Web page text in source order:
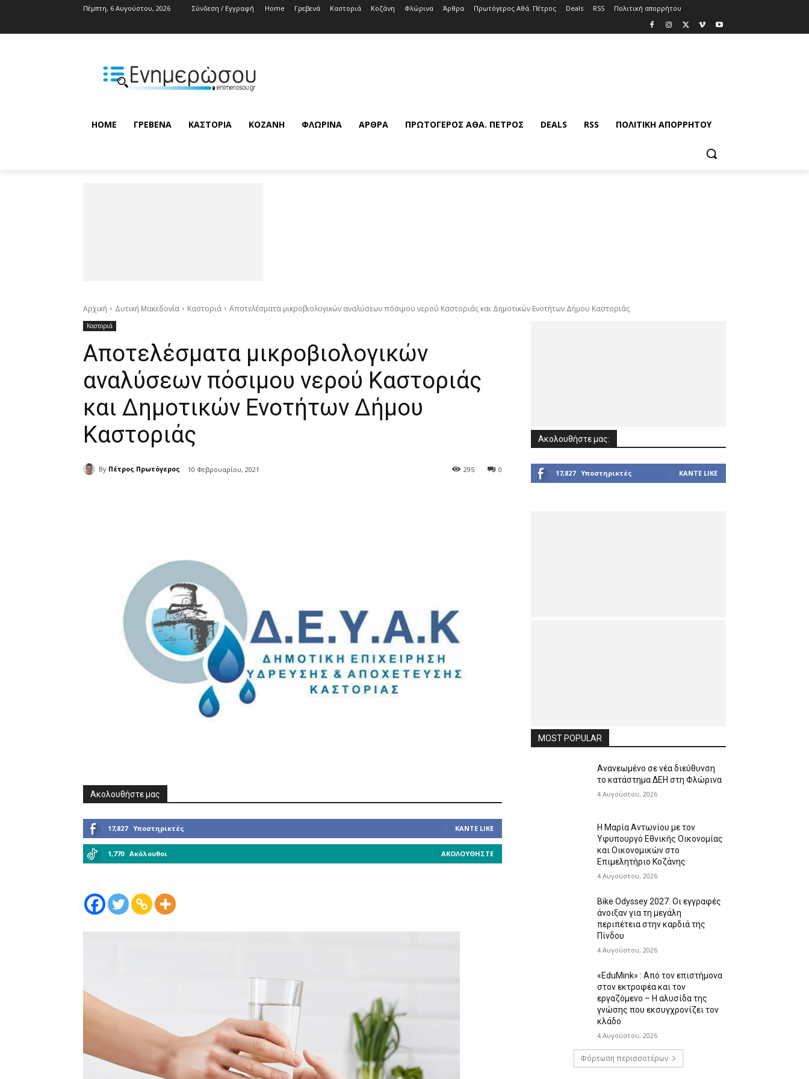
Πέμπτη, 6 Αυγούστου, 2026 Σύνδεση / Εγγραφή Home Γρεβενά Καστοριά Κοζάνη Φλώρινα Άρθρα Πρωτόγερος Αθά. Πέτρος Deals RSS Πολιτική απορρήτου
HOME ΓΡΕΒΕΝΆ ΚΑΣΤΟΡΙΆ ΚΟΖΆΝΗ ΦΛΏΡΙΝΑ ΆΡΘΡΑ ΠΡΩΤΌΓΕΡΟΣ ΑΘΆ. ΠΈΤΡΟΣ DEALS RSS ΠΟΛΙΤΙΚΉ ΑΠΟΡΡΉΤΟΥ
Αρχική Δυτική Μακεδονία Καστοριά Αποτελέσματα μικροβιολογικών αναλύσεων πόσιμου νερού Καστοριάς και Δημοτικών Ενοτήτων Δήμου Καστοριάς
Καστοριά
Αποτελέσματα μικροβιολογικών
αναλύσεων πόσιμου νερού Καστοριάς
και Δημοτικών Ενοτήτων Δήμου
Καστοριάς
By Πέτρος Πρωτόγερος 10 Φεβρουαρίου, 2021 0
295
Ακολουθήστε μας
17,827 Υποστηρικτές ΚΆΝΤΕ LIKE
1,770 Ακόλουθοι ΑΚΟΛΟΥΘΉΣΤΕ
Ακολουθήστε μας:
17,827 Υποστηρικτές ΚΆΝΤΕ LIKE
MOST POPULAR
Ανανεωμένο σε νέα διεύθυνση
το κατάστημα ΔΕΗ στη Φλώρινα
4 Αυγούστου, 2026
Η Μαρία Αντωνίου με τον
Υφυπουργό Εθνικής Οικονομίας
και Οικονομικών στο
Επιμελητήριο Κοζάνης
4 Αυγούστου, 2026
Bike Odyssey 2027: Οι εγγραφές
άνοιξαν για τη μεγάλη
περιπέτεια στην καρδιά της
Πίνδου
4 Αυγούστου, 2026
«EduMink» : Από τον επιστήμονα
στον εκτροφέα και τον
εργαζόμενο – Η αλυσίδα της
γνώσης που εκσυγχρονίζει τον
κλάδο
4 Αυγούστου, 2026
Φόρτωση περισσοτέρων